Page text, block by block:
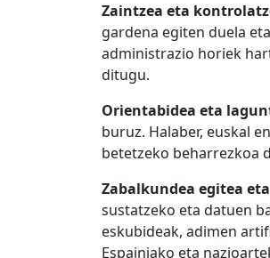
Zaintzea eta
gardena egiten duela
administrazio horiek
ditugu.
Orientabidea eta
buruz. Halaber, euskal
betetzeko beharrezkoa
Zabalkundea egitea
sustatzeko eta datuen
eskubideak, adimen
Espainiako eta